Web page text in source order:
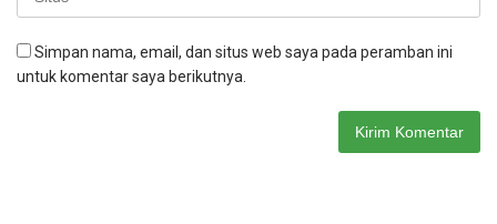
Simpan nama, email, dan situs web saya pada peramban ini
untuk komentar saya berikutnya.